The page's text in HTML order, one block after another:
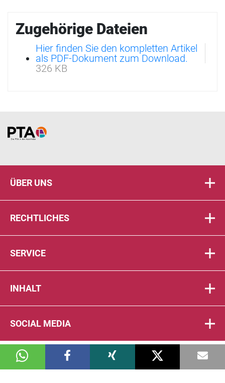
Zugehörige Dateien
Hier finden Sie den kompletten Artikel
als PDF-Dokument zum Download.
326 KB
Home
ÜBER UNS
RECHTLICHES
SERVICE
INHALT
SOCIAL MEDIA
© 2026 DIE PTA IN DER APOTHEKE